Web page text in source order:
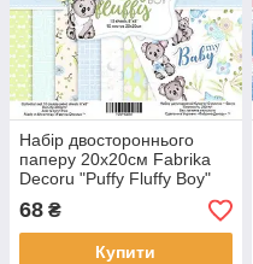
Набір двостороннього
паперу 20х20см Fabrika
Decoru "Puffy Fluffy Boy"
11 листів FDSP-02059
68 ₴
Купити